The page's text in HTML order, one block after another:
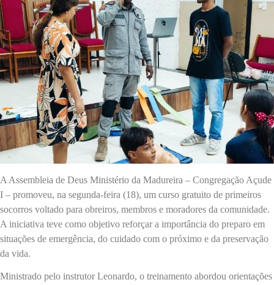
A Assembleia de Deus Ministério da Madureira – Congregação Açude
I – promoveu, na segunda-feira (18), um curso gratuito de primeiros
socorros voltado para obreiros, membros e moradores da comunidade.
A iniciativa teve como objetivo reforçar a importância do preparo em
situações de emergência, do cuidado com o próximo e da preservação
da vida.
Ministrado pelo instrutor Leonardo, o treinamento abordou orientações